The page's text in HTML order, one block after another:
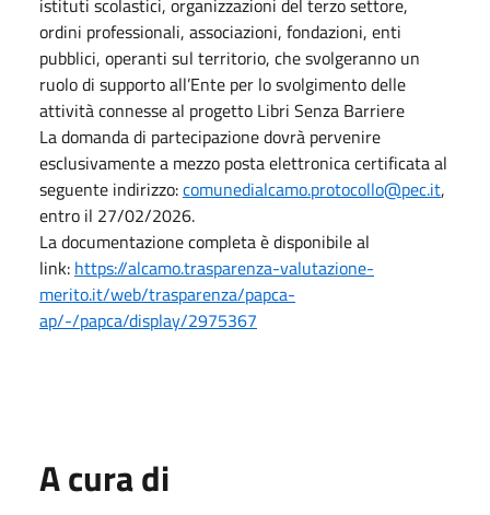
ordini professionali, associazioni, fondazioni, enti
pubblici, operanti sul territorio, che svolgeranno un
ruolo di supporto all’Ente per lo svolgimento delle
attività connesse al progetto Libri Senza Barriere
La domanda di partecipazione dovrà pervenire
esclusivamente a mezzo posta elettronica certificata al
seguente indirizzo:comunedialcamo.protocollo@pec.it,
entro il 27/02/2026.
La documentazione completa è disponibile al
link: https://alcamo.trasparenza-valutazione-
merito.it/web/trasparenza/papca-
ap/-/papca/display/2975367
A cura di